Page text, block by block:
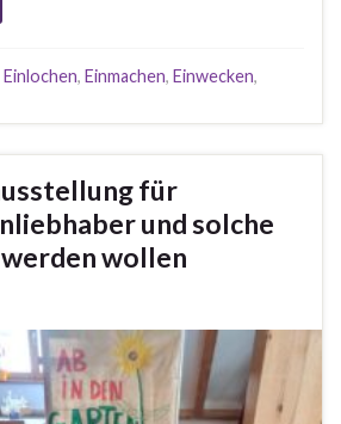
Einlochen, Einmachen, Einwecken,
für
und solche
werden wollen